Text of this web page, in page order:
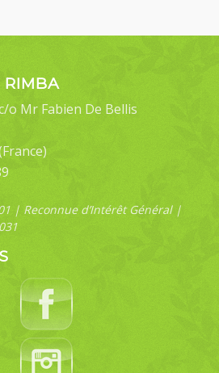
RIMBA
o Mr Fabien De Bellis
| Reconnue d’Intérêt Général |